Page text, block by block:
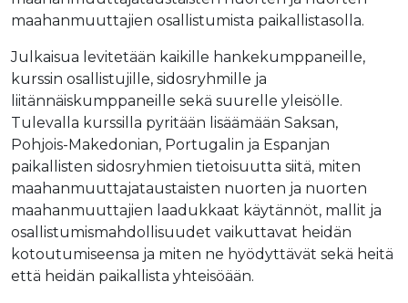
maahanmuuttajien osallistumista paikallistasolla.
Julkaisua levitetään kaikille hankekumppaneille,
kurssin osallistujille, sidosryhmille ja
liitännäiskumppaneille sekä suurelle yleisölle.
Tulevalla kurssilla pyritään lisäämään Saksan,
Pohjois-Makedonian, Portugalin ja Espanjan
paikallisten sidosryhmien tietoisuutta siitä, miten
maahanmuuttajataustaisten nuorten ja nuorten
maahanmuuttajien laadukkaat käytännöt, mallit ja
osallistumismahdollisuudet vaikuttavat heidän
kotoutumiseensa ja miten ne hyödyttävät sekä heitä
että heidän paikallista yhteisöään.